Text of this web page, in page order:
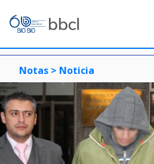
Notas > Noticia